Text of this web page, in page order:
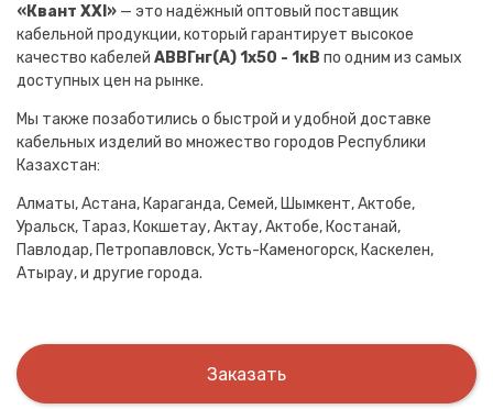
«Квант XXI» — это надёжный оптовый поставщик
кабельной продукции, который гарантирует высокое
качество кабелей АВВГнг(A) 1х50 - 1кВ по одним из самых
доступных цен на рынке.
Мы также позаботились о быстрой и удобной доставке
кабельных изделий во множество городов Республики
Казахстан:
Алматы, Астана, Караганда, Семей, Шымкент, Актобе,
Уральск, Тараз, Кокшетау, Актау, Актобе, Костанай,
Павлодар, Петропавловск, Усть-Каменогорск, Каскелен,
Атырау, и другие города.
Заказать